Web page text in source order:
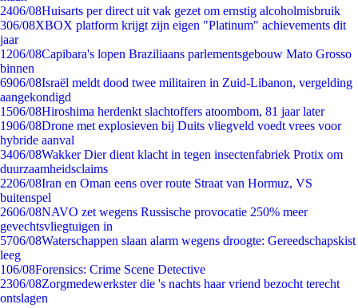
2406/08Huisarts per direct uit vak gezet om ernstig alcoholmisbruik
306/08XBOX platform krijgt zijn eigen "Platinum" achievements dit
jaar
1206/08Capibara's lopen Braziliaans parlementsgebouw Mato Grosso
binnen
6906/08Israël meldt dood twee militairen in Zuid-Libanon, vergelding
aangekondigd
1506/08Hiroshima herdenkt slachtoffers atoombom, 81 jaar later
1906/08Drone met explosieven bij Duits vliegveld voedt vrees voor
hybride aanval
3406/08Wakker Dier dient klacht in tegen insectenfabriek Protix om
duurzaamheidsclaims
2206/08Iran en Oman eens over route Straat van Hormuz, VS
buitenspel
2606/08NAVO zet wegens Russische provocatie 250% meer
gevechtsvliegtuigen in
5706/08Waterschappen slaan alarm wegens droogte: Gereedschapskist
leeg
106/08Forensics: Crime Scene Detective
2306/08Zorgmedewerkster die 's nachts haar vriend bezocht terecht
ontslagen